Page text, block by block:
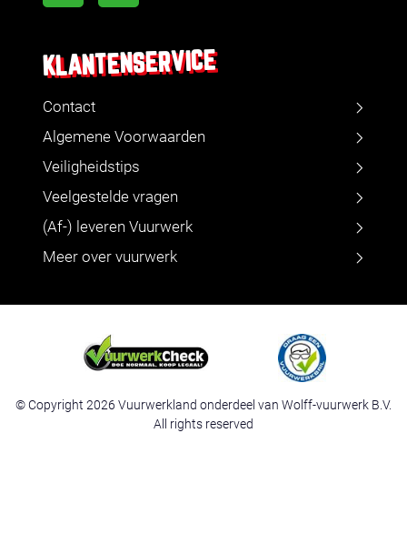
KLANTENSERVICE
Contact
Algemene Voorwaarden
Veiligheidstips
Veelgestelde vragen
(Af-) leveren Vuurwerk
Meer over vuurwerk
© Copyright 2026 Vuurwerkland onderdeel van Wolff-vuurwerk B.V.
All rights reserved